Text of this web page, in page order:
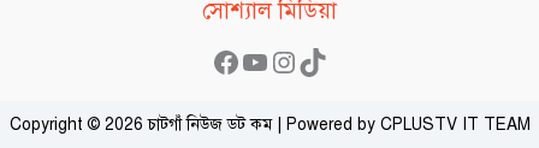
সোশ্যাল মিডিয়া
Copyright © 2026 চাটগাঁ নিউজ ডট কম | Powered by CPLUSTV IT TEAM